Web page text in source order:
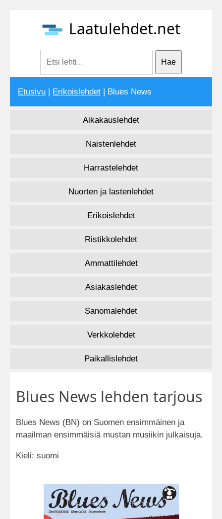
Laatulehdet.net
Etusivu Erikoislehdet | Blues News
Aikakauslehdet
Naistenlehdet
Harrastelehdet
Nuorten ja lastenlehdet
Erikoislehdet
Ristikkolehdet
Ammattilehdet
Asiakaslehdet
Sanomalehdet
Verkkolehdet
Paikallislehdet
Blues News lehden tarjous
Blues News (BN) on Suomen ensimmäinen ja
maailman ensimmäisiä mustan musiikin julkaisuja.
Kieli: suomi